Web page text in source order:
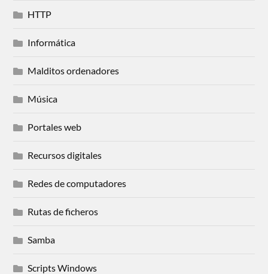
HTTP
Informática
Malditos ordenadores
Música
Portales web
Recursos digitales
Redes de computadores
Rutas de ficheros
Samba
Scripts Windows